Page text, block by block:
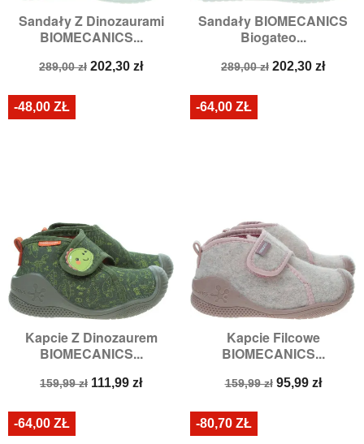
Sandały Z Dinozaurami
BIOMECANICS...
Cena
289,00 zł Cena
202,30 zł
Sandały BIOMECANICS
Biogateo...
Cena
289,00 zł Cena
202,30 zł
Kapcie Z Dinozaurem
BIOMECANICS...
Cena
159,99 zł Cena
111,99 zł
-48,00 ZŁ
Kapcie Filcowe
BIOMECANICS...
Cena
159,99 zł Cena
95,99 zł
-64,00 ZŁ
-64,00 ZŁ -80,70 ZŁ